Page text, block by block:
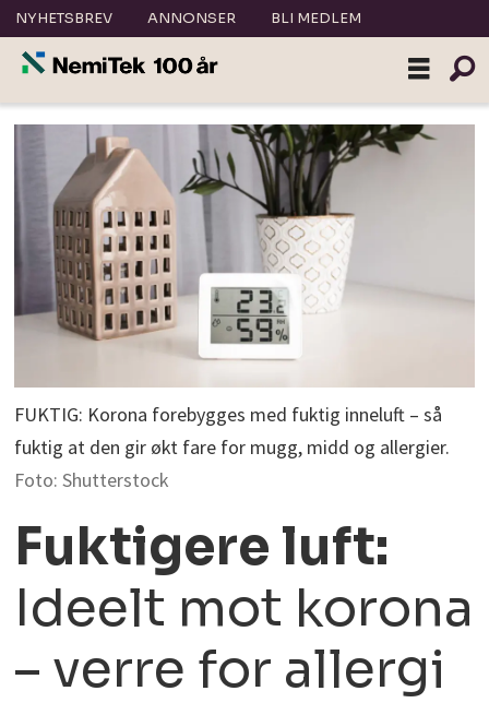
NYHETSBREV ANNONSER BLI MEDLEM
FUKTIG: Korona forebygges med fuktig inneluft – så
fuktig at den gir økt fare for mugg, midd og allergier.
Foto: Shutterstock
Fuktigere luft:
Ideelt mot korona
– verre for allergi